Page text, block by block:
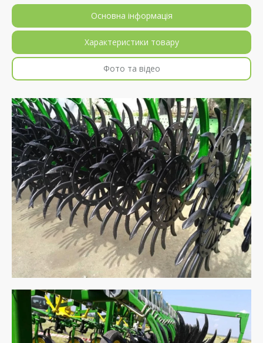
Основна інформація
Характеристики товару
Фото та відео